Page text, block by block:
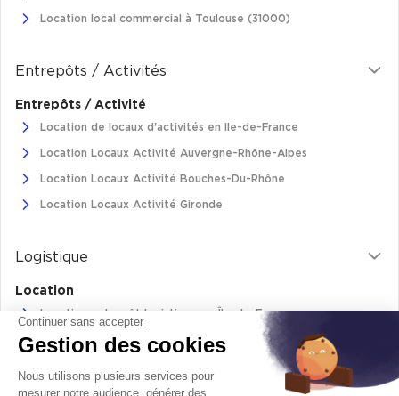
Cas Clients
Location local commercial à Toulouse (31000)
Entrepôts / Activités
Entrepôts / Activité
Location de locaux d'activités en Ile-de-France
Location Locaux Activité Auvergne-Rhône-Alpes
Location Locaux Activité Bouches-Du-Rhône
Location Locaux Activité Gironde
Logistique
Location
Location entrepôt logistique en Île-de-France
Location entrepôt logistique Pas-de-Calais
Location de bâtiments logistiques en Auvergne-Rhône-Alpes
Location Logistique Bouches-Du-Rhône
Continuer sans accepter
Gestion des cookies
Nous utilisons plusieurs services pour
mesurer notre audience, générer des